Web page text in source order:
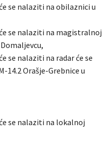
se nalaziti na obilaznici u
se nalaziti na magistralnoj
se nalaziti na radar će se
Orašje-Grebnice u
se nalaziti na lokalnoj